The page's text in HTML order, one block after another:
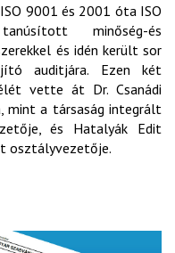
9001 és 2001 óta ISO
minőség-és
és idén került sor
auditjára. Ezen két
vette át Dr. Csanádi
mint a társaság integrált
és Hatalyák Edit
osztályvezetője.